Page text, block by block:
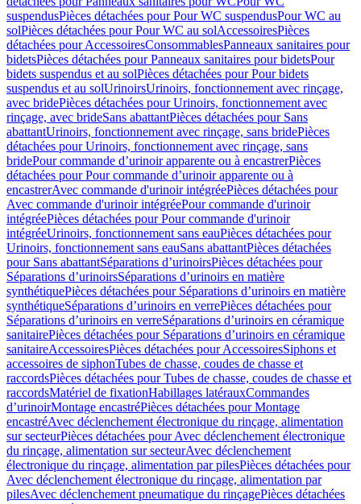
suspendusPièces détachées pour Pour WC suspendusPour WC au
solPièces détachées pour Pour WC au solAccessoiresPièces
détachées pour AccessoiresConsommablesPanneaux sanitaires pour
bidetsPièces détachées pour Panneaux sanitaires pour bidetsPour
bidets suspendus et au solPièces détachées pour Pour bidets
suspendus et au solUrinoirsUrinoirs, fonctionnement avec rinçage,
avec bridePièces détachées pour Urinoirs, fonctionnement avec
rinçage, avec brideSans abattantPièces détachées pour Sans
abattantUrinoirs, fonctionnement avec rinçage, sans bridePièces
détachées pour Urinoirs, fonctionnement avec rinçage, sans
bridePour commande d’urinoir apparente ou à encastrerPièces
détachées pour Pour commande d’urinoir apparente ou à
encastrerAvec commande d'urinoir intégréePièces détachées pour
Avec commande d'urinoir intégréePour commande d'urinoir
intégréePièces détachées pour Pour commande d'urinoir
intégréeUrinoirs, fonctionnement sans eauPièces détachées pour
Urinoirs, fonctionnement sans eauSans abattantPièces détachées
pour Sans abattantSéparations d’urinoirsPièces détachées pour
Séparations d’urinoirsSéparations d’urinoirs en matière
synthétiquePièces détachées pour Séparations d’urinoirs en matière
synthétiqueSéparations d’urinoirs en verrePièces détachées pour
Séparations d’urinoirs en verreSéparations d’urinoirs en céramique
sanitairePièces détachées pour Séparations d’urinoirs en céramique
sanitaireAccessoiresPièces détachées pour AccessoiresSiphons et
accessoires de siphonTubes de chasse, coudes de chasse et
raccordsPièces détachées pour Tubes de chasse, coudes de chasse et
raccordsMatériel de fixationHabillages latérauxCommandes
dʼurinoirMontage encastréPièces détachées pour Montage
encastréAvec déclenchement électronique du rinçage, alimentation
sur secteurPièces détachées pour Avec déclenchement électronique
du rinçage, alimentation sur secteurAvec déclenchement
électronique du rinçage, alimentation par pilesPièces détachées pour
Avec déclenchement électronique du rinçage, alimentation par
pilesAvec déclenchement pneumatique du rinçagePièces détachées